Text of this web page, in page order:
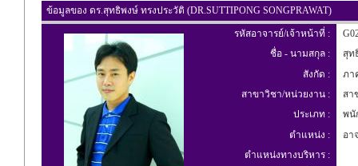
ข้อมูลของ ดร.สุทธิพงษ์ ทรงประวัติ (DR.SUTTIPONG SONGPRAWAT)
รหัสอาจารย์/เจ้าหน้าที่ :
ชื่อ - นามสกุล :
สุท
สังกัด :
ภา
สาขาวิชา/หน่วยงาน :
สา
ประเภท :
พนั
ตำแหน่ง :
อา
ตำแหน่งทางบริหาร :